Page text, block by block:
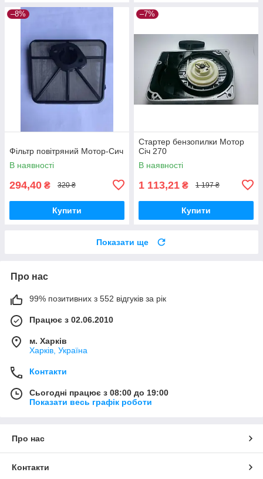
–8%
Фільтр повітряний Мотор-Сич
В наявності
294,40 ₴ 320 ₴
Купити
–7%
Стартер бензопилки Мотор
Січ 270
В наявності
1 113,21 ₴ 1 197 ₴
Купити
Показати ще
Про нас
99% позитивних з 552 відгуків за рік
Працює з 02.06.2010
м. Харків
Харків, Україна
Контакти
Сьогодні працює з 08:00 до 19:00
Показати весь графік роботи
Про нас
Контакти